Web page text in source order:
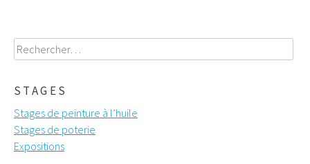
Rechercher :
STAGES
Stages de peinture à l’huile
Stages de poterie
Expositions